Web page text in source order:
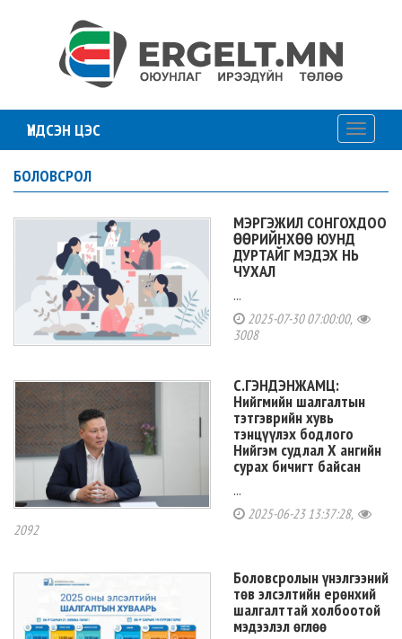
ҮНДСЭН ЦЭС
Toggle
БОЛОВСРОЛ
МЭРГЭЖИЛ СОНГОХДОО
ӨӨРИЙНХӨӨ ЮУНД
ДУРТАЙГ МЭДЭХ НЬ
ЧУХАЛ
...
2025-07-30 07:00:00,
3008
С.ГЭНДЭНЖАМЦ:
Нийгмийн шалгалтын
тэтгэврийн хувь
тэнцүүлэх бодлого
Нийгэм судлал X ангийн
сурах бичигт байсан
...
2025-06-23 13:37:28,
2092
Боловсролын үнэлгээний
төв элсэлтийн ерөнхий
шалгалттай холбоотой
мэдээлэл өглөө